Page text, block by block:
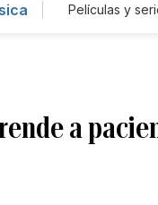
Películas y
a